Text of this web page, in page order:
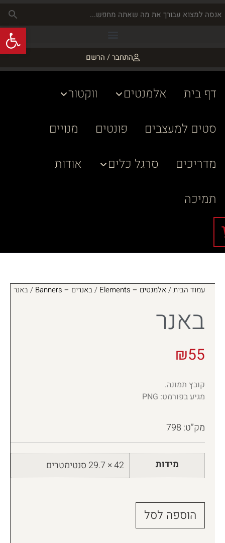
התחבר / הרשם
דף בית אלמנטים
ווקטור
סטים למעצבים
פונטים
מנויים
מדריכים
סרגל כלים
אודות
תמיכה
עמוד הבית/אלמנטים – Elements /באנרים – Banners / באנר
באנר
₪55
קובץ תמונה.
מגיע בפורמט: PNG
מק”ט: 798
מידות 42 × 29.7 סנטימטרים
הוספה לסל